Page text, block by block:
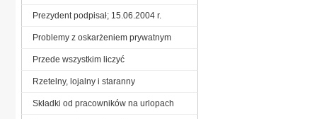
Prezydent podpisał; 15.06.2004 r.
Problemy z oskarżeniem prywatnym
Przede wszystkim liczyć
Rzetelny, lojalny i staranny
Składki od pracowników na urlopach